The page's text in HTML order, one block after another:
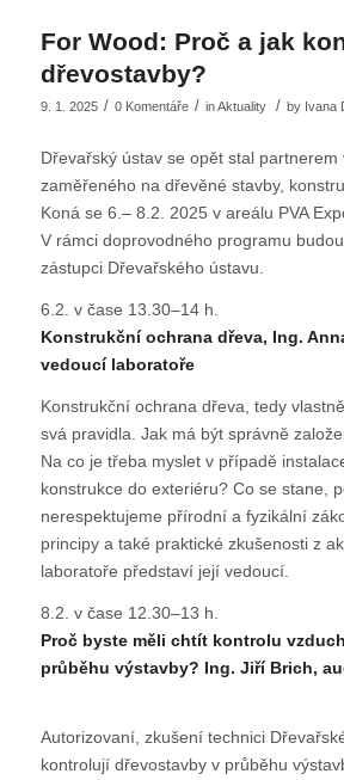
For Wood: Proč a jak
dřevostavby?
9. 1. 2025 / 0 Komentáře / inAktuality / by Ivana
Dřevařský ústav se opět stal
zaměřeného na dřevěné stavby,
Koná se 6.– 8.2. 2025 v areálu PVA
V rámci doprovodného programu
zástupci Dřevařského ústavu.
6.2. v čase 13.30–14 h.
Konstrukční ochrana dřeva, Ing.
vedoucí laboratoře
Konstrukční ochrana dřeva, tedy
svá pravidla. Jak má být správně
Na co je třeba myslet v případě
konstrukce do exteriéru? Co se stane,
nerespektujeme přírodní a fyzikální
principy a také praktické zkušenosti z
laboratoře představí její vedoucí.
8.2. v čase 12.30–13 h.
Proč byste měli chtít kontrolu
průběhu výstavby? Ing. Jiří Brich,
Autorizovaní, zkušení technici
kontrolují dřevostavby v průběhu